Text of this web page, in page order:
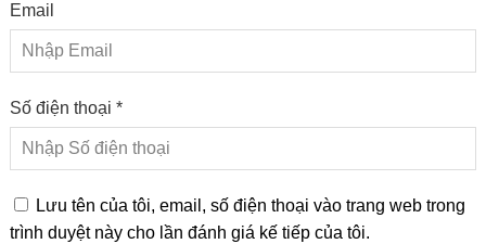
Email
Số điện thoại *
Lưu tên của tôi, email, số điện thoại vào trang web trong
trình duyệt này cho lần đánh giá kế tiếp của tôi.